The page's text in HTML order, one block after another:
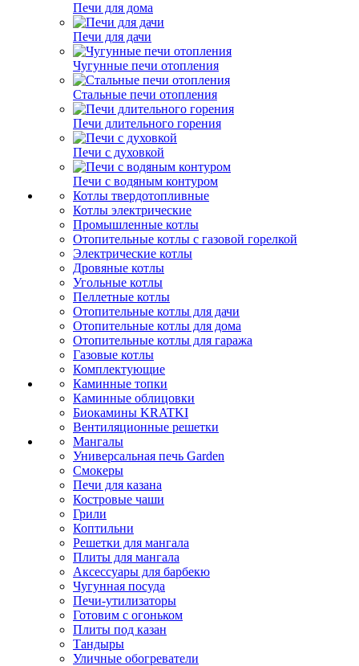
Печи для дома
Печи для дачи
Чугунные печи отопления
Стальные печи отопления
Печи длительного горения
Печи с духовкой
Печи с водяным контуром
Котлы твердотопливные
Котлы электрические
Промышленные котлы
Отопительные котлы с газовой горелкой
Электрические котлы
Дровяные котлы
Угольные котлы
Пеллетные котлы
Отопительные котлы для дачи
Отопительные котлы для дома
Отопительные котлы для гаража
Газовые котлы
Комплектующие
Каминные топки
Каминные облицовки
Биокамины KRATKI
Вентиляционные решетки
Мангалы
Универсальная печь Garden
Смокеры
Печи для казана
Костровые чаши
Грили
Коптильни
Решетки для мангала
Плиты для мангала
Аксессуары для барбекю
Чугунная посуда
Печи-утилизаторы
Готовим с огоньком
Плиты под казан
Тандыры
Уличные обогреватели